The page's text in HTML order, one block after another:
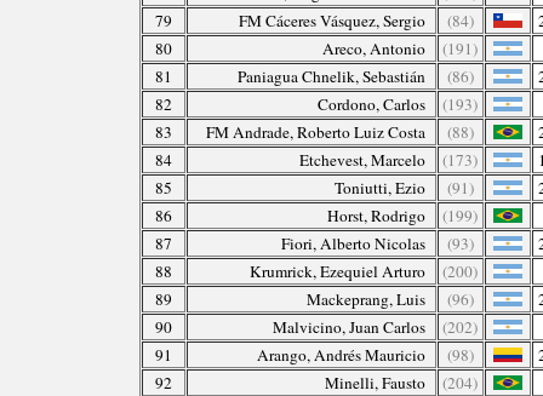
79
FM Cáceres Vásquez, Sergio (84)
80
Areco, Antonio
(191)
81
Paniagua Chnelik, Sebastián (86)
82
Cordono, Carlos
(193)
83
FM Andrade, Roberto Luiz Costa (88)
84
Etchevest, Marcelo (173)
85
Toniutti, Ezio (91)
86
Horst, Rodrigo
(199)
87
Fiori, Alberto Nicolas (93)
88
Krumrick, Ezequiel Arturo
(200)
89
Mackeprang, Luis (96)
90
Malvicino, Juan Carlos
(202)
91
Arango, Andrés Mauricio (98)
92
Minelli, Fausto
(204)